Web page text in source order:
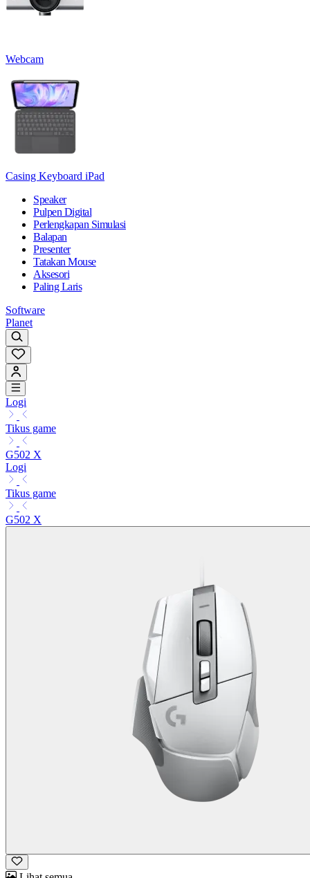
Webcam
Casing Keyboard iPad
Speaker
Pulpen Digital
Perlengkapan Simulasi
Balapan
Presenter
Tatakan Mouse
Aksesori
Paling Laris
Software
Planet
Logi
Tikus game
G502 X
Logi
Tikus game
G502 X